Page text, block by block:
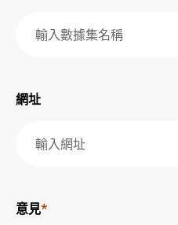
網址
意見*